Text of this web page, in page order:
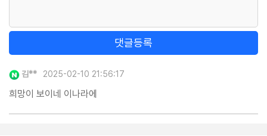
댓글등록
김** 2025-02-10 21:56:17
희망이 보이네 이나라에